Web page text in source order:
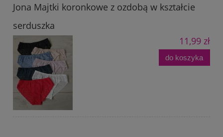
Jona Majtki koronkowe z ozdobą w kształcie
serduszka
11,99 zł
do koszyka